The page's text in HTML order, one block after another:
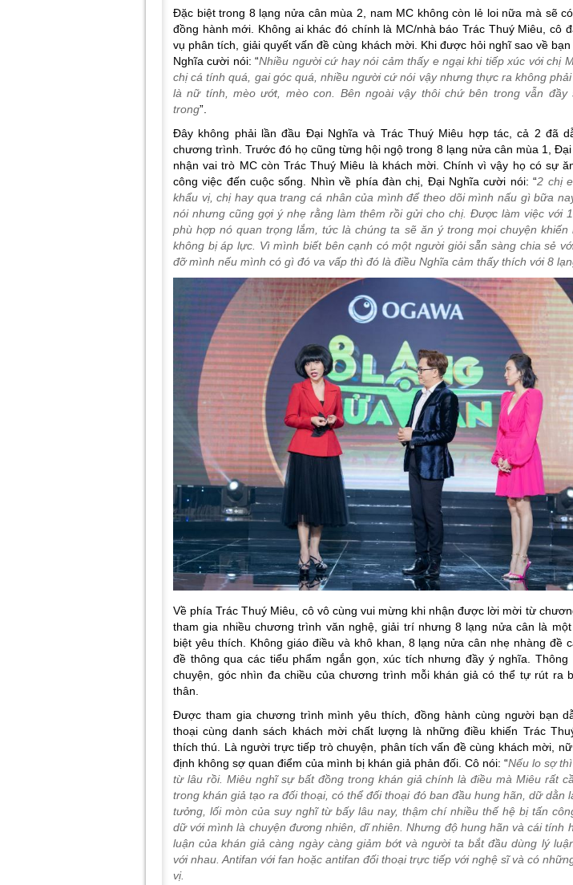
Đặc biệt trong 8 lạng nửa cân mùa 2, nam MC không còn lẻ loi nữa mà sẽ
đồng hành mới. Không ai khác đó chính là MC/nhà báo Trác Thuý Miêu, cô
vụ phân tích, giải quyết vấn đề cùng khách mời. Khi được hỏi nghĩ sao về
Nghĩa cười nói: “Nhiều người cứ hay nói cảm thấy e ngại khi tiếp xúc với chị
chị cá tính quá, gai góc quá, nhiều người cứ nói vậy nhưng thực ra không
là nữ tính, mèo ướt, mèo con. Bên ngoài vậy thôi chứ bên trong vẫn
trong”.
Đây không phải lần đầu Đại Nghĩa và Trác Thuý Miêu hợp tác, cả 2 đã
chương trình. Trước đó họ cũng từng hội ngộ trong 8 lạng nửa cân mùa 1,
nhận vai trò MC còn Trác Thuý Miêu là khách mời. Chính vì vậy họ có sự
công việc đến cuộc sống. Nhìn về phía đàn chị, Đại Nghĩa cười nói: “2 chị
khẩu vị, chị hay qua trang cá nhân của mình để theo dõi mình nấu gì bữa
nói nhưng cũng gợi ý nhẹ rằng làm thêm rồi gửi cho chị. Được làm việc với
phù hợp nó quan trọng lắm, tức là chúng ta sẽ ăn ý trong mọi chuyện khiến
không bị áp lực. Vì mình biết bên cạnh có một người giỏi sẵn sàng chia sẻ
đỡ mình nếu mình có gì đó va vấp thì đó là điều Nghĩa cảm thấy thích với 8
Về phía Trác Thuý Miêu, cô vô cùng vui mừng khi nhận được lời mời từ
tham gia nhiều chương trình văn nghệ, giải trí nhưng 8 lạng nửa cân là
biệt yêu thích. Không giáo điều và khô khan, 8 lạng nửa cân nhẹ nhàng đề
đề thông qua các tiểu phẩm ngắn gọn, xúc tích nhưng đầy ý nghĩa. Thông
chuyện, góc nhìn đa chiều của chương trình mỗi khán giả có thể tự rút ra
thân.
Được tham gia chương trình mình yêu thích, đồng hành cùng người bạn
thoại cùng danh sách khách mời chất lượng là những điều khiến Trác
thích thú. Là người trực tiếp trò chuyện, phân tích vấn đề cùng khách mời,
định không sợ quan điểm của mình bị khán giả phản đối. Cô nói: “Nếu lo sợ
từ lâu rồi. Miêu nghĩ sự bất đồng trong khán giả chính là điều mà Miêu rất
trong khán giả tạo ra đối thoại, có thể đối thoại đó ban đầu hung hãn, dữ dằn
tưởng, lối mòn của suy nghĩ từ bấy lâu nay, thậm chí nhiều thế hệ bị tấn
dữ với mình là chuyện đương nhiên, dĩ nhiên. Nhưng độ hung hãn và cái tính
luận của khán giả càng ngày càng giảm bớt và người ta bắt đầu dùng lý
với nhau. Antifan với fan hoặc antifan đối thoại trực tiếp với nghệ sĩ và có
vị.